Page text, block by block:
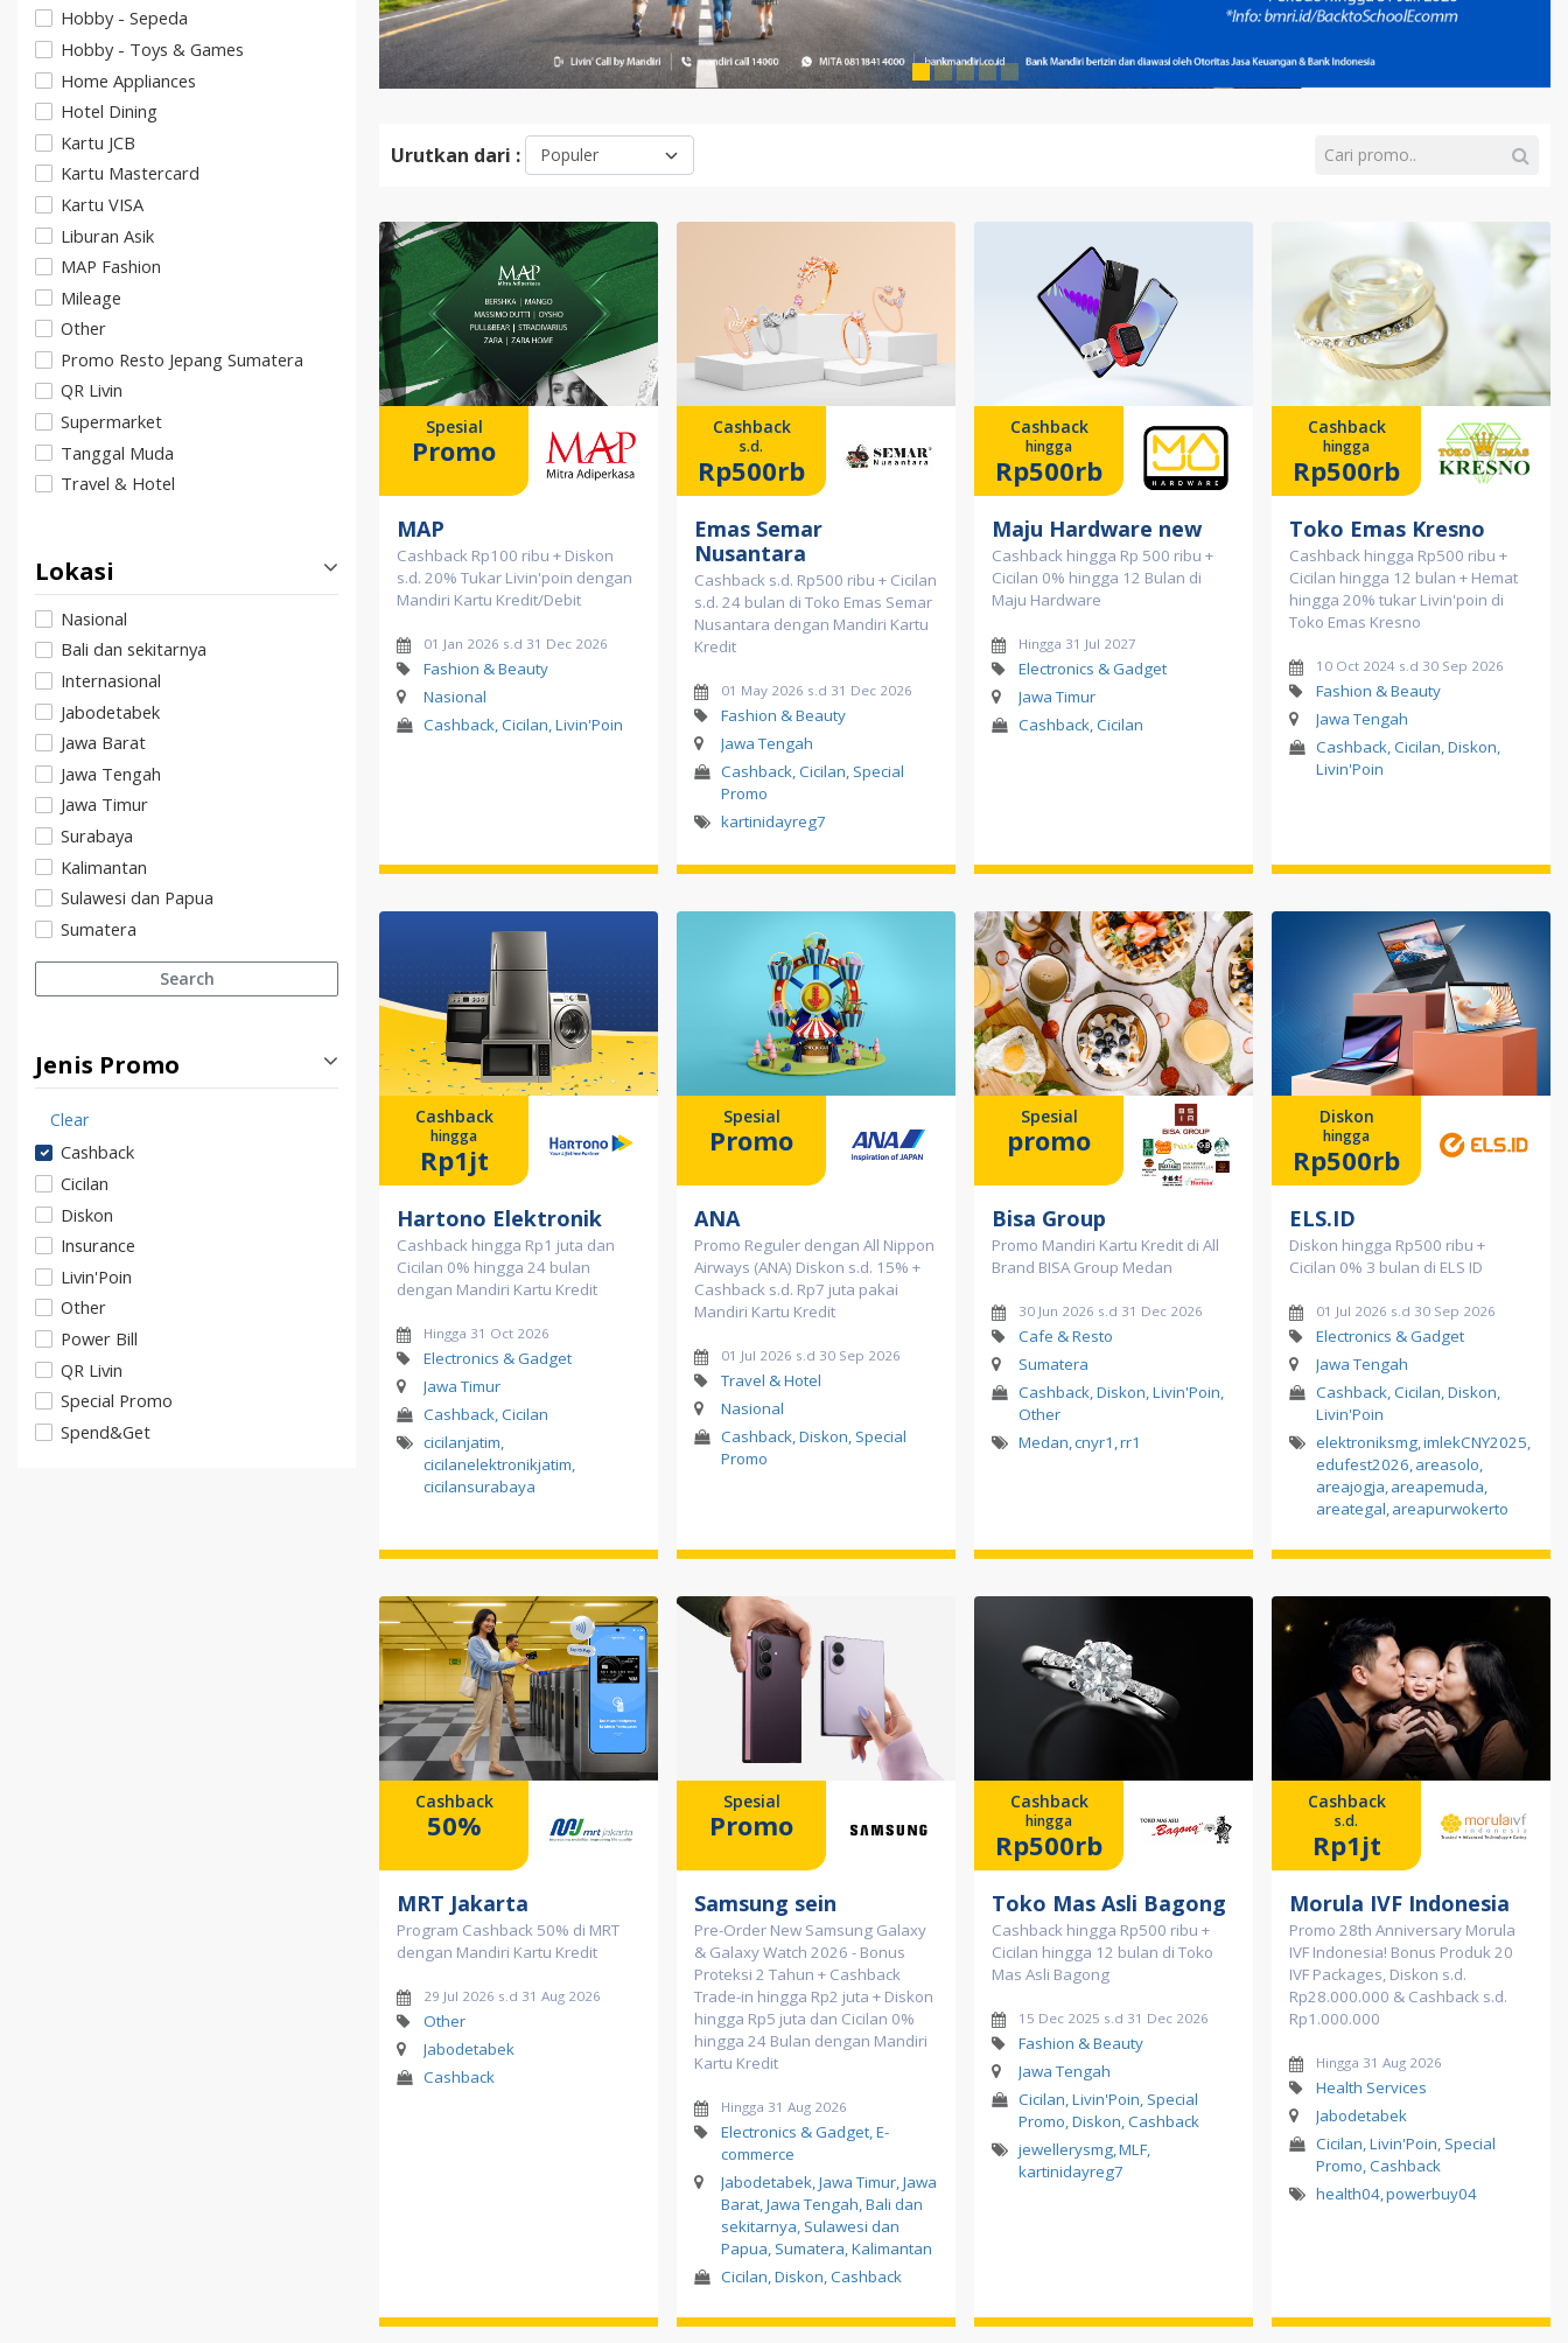
Hobby - Sepeda
Hobby - Toys & Games
Home Appliances
Hotel Dining
Kartu JCB
Kartu Mastercard
Kartu VISA
Liburan Asik
MAP Fashion
Mileage
Other
Promo Resto Jepang Sumatera
QR Livin
Supermarket
Tanggal Muda
Travel & Hotel
Lokasi
Nasional
Bali dan sekitarnya
Internasional
Jabodetabek
Jawa Barat
Jawa Tengah
Jawa Timur
Surabaya
Kalimantan
Sulawesi dan Papua
Sumatera
Search
Jenis Promo
Clear
Cashback
Cicilan
Diskon
Insurance
Livin'Poin
Other
Power Bill
QR Livin
Special Promo
Spend&Get
Urutkan dari :
Spesial
Promo
MAP
Cashback Rp100 ribu + Diskon
s.d. 20% Tukar Livin'poin dengan
Mandiri Kartu Kredit/Debit
01 Jan 2026 s.d 31 Dec 2026
Fashion & Beauty
Nasional
Cashback, Cicilan, Livin'Poin
Cashback
s.d.
Rp500rb
Emas Semar
Nusantara
Cashback s.d. Rp500 ribu + Cicilan
s.d. 24 bulan di Toko Emas Semar
Nusantara dengan Mandiri Kartu
Kredit
01 May 2026 s.d 31 Dec 2026
Fashion & Beauty
Jawa Tengah
Cashback, Cicilan, Special
Promo
kartinidayreg7
Cashback
hingga
Rp500rb
Maju Hardware new
Cashback hingga Rp 500 ribu +
Cicilan 0% hingga 12 Bulan di
Maju Hardware
Hingga 31 Jul 2027
Electronics & Gadget
Jawa Timur
Cashback, Cicilan
Cashback
hingga
Rp500rb
Toko Emas Kresno
Cashback hingga Rp500 ribu +
Cicilan hingga 12 bulan + Hemat
hingga 20% tukar Livin'poin di
Toko Emas Kresno
10 Oct 2024 s.d 30 Sep 2026
Fashion & Beauty
Jawa Tengah
Cashback, Cicilan, Diskon,
Livin'Poin
Cashback
hingga
Rp1jt
Hartono Elektronik
Cashback hingga Rp1 juta dan
Cicilan 0% hingga 24 bulan
dengan Mandiri Kartu Kredit
Hingga 31 Oct 2026
Electronics & Gadget
Jawa Timur
Cashback, Cicilan
cicilanjatim,
cicilanelektronikjatim,
cicilansurabaya
Spesial
Promo
ANA
Promo Reguler dengan All Nippon
Airways (ANA) Diskon s.d. 15% +
Cashback s.d. Rp7 juta pakai
Mandiri Kartu Kredit
01 Jul 2026 s.d 30 Sep 2026
Travel & Hotel
Nasional
Cashback, Diskon, Special
Promo
Spesial
promo
Bisa Group
Promo Mandiri Kartu Kredit di All
Brand BISA Group Medan
30 Jun 2026 s.d 31 Dec 2026
Cafe & Resto
Sumatera
Cashback, Diskon, Livin'Poin,
Other
Medan,cnyr1 ,rr1
Diskon
hingga
Rp500rb
ELS.ID
Diskon hingga Rp500 ribu +
Cicilan 0% 3 bulan di ELS ID
01 Jul 2026 s.d 30 Sep 2026
Electronics & Gadget
Jawa Tengah
Cashback, Cicilan, Diskon,
Livin'Poin
elektroniksmg,imlekCNY2025,
edufest2026,areasolo,
areajogja,areapemuda,
areategal,areapurwokerto
Cashback
50%
MRT Jakarta
Program Cashback 50% di MRT
dengan Mandiri Kartu Kredit
29 Jul 2026 s.d 31 Aug 2026
Other
Jabodetabek
Cashback
Spesial
Promo
Samsung sein
Pre-Order New Samsung Galaxy
& Galaxy Watch 2026 - Bonus
Proteksi 2 Tahun + Cashback
Trade-in hingga Rp2 juta + Diskon
hingga Rp5 juta dan Cicilan 0%
hingga 24 Bulan dengan Mandiri
Kartu Kredit
Hingga 31 Aug 2026
Electronics & Gadget, E-
commerce
Jabodetabek, Jawa Timur, Jawa
Barat, Jawa Tengah, Bali dan
sekitarnya, Sulawesi dan
Papua, Sumatera, Kalimantan
Cicilan, Diskon, Cashback
Cashback
hingga
Rp500rb
Toko Mas Asli Bagong
Cashback hingga Rp500 ribu +
Cicilan hingga 12 bulan di Toko
Mas Asli Bagong
15 Dec 2025 s.d 31 Dec 2026
Fashion & Beauty
Jawa Tengah
Cicilan, Livin'Poin, Special
Promo, Diskon, Cashback
jewellerysmg,MLF,
kartinidayreg7
Cashback
s.d.
Rp1jt
Morula IVF Indonesia
Promo 28th Anniversary Morula
IVF Indonesia! Bonus Produk 20
IVF Packages, Diskon s.d.
Rp28.000.000 & Cashback s.d.
Rp1.000.000
Hingga 31 Aug 2026
Health Services
Jabodetabek
Cicilan, Livin'Poin, Special
Promo, Cashback
health04,powerbuy04